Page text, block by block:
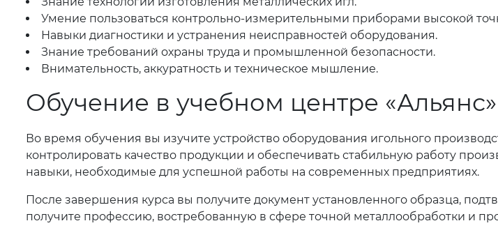
Умение пользоваться контрольно-измерительными приборами высокой
Навыки диагностики и устранения неисправностей оборудования.
Знание требований охраны труда и промышленной безопасности.
Внимательность, аккуратность и техническое мышление.
Обучение в учебном центре «Альянс»
Во время обучения вы изучите устройство оборудования игольного
контролировать качество продукции и обеспечивать стабильную работу
навыки, необходимые для успешной работы на современных предприятиях.
После завершения курса вы получите документ установленного образца,
получите профессию, востребованную в сфере точной металлообработки и